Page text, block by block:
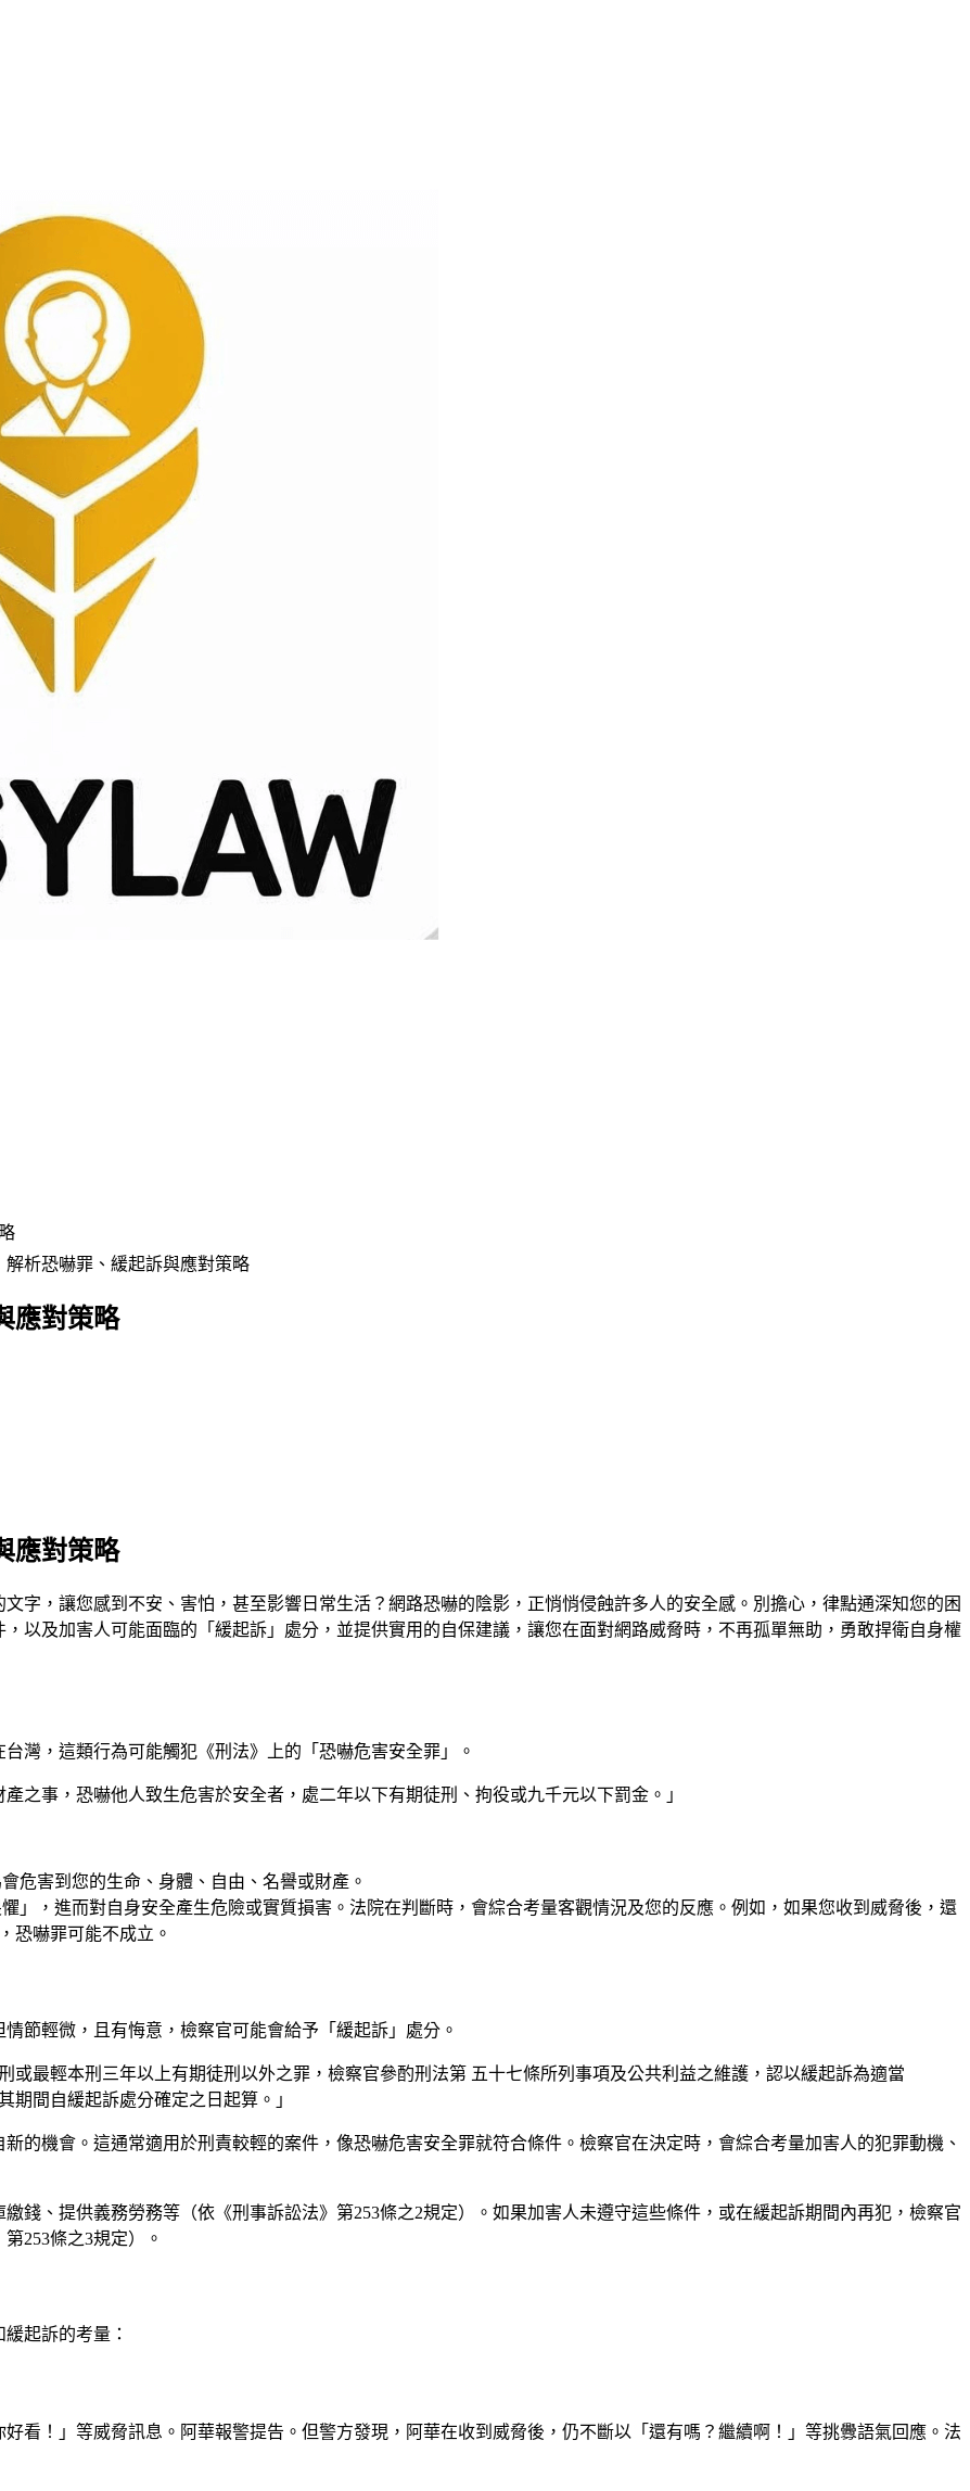
解析恐嚇罪、緩起訴與應對策略
應對策略
應對策略
字，讓您感到不安、害怕，甚至影響日常生活？網路恐嚇的陰影，正悄悄侵蝕許多人的安全感。別擔心，律點通深知您的困
以及加害人可能面臨的「緩起訴」處分，並提供實用的自保建議，讓您在面對網路威脅時，不再孤單無助，勇敢捍衛自身權
灣，這類行為可能觸犯《刑法》上的「恐嚇危害安全罪」。
之事，恐嚇他人致生危害於安全者，處二年以下有期徒刑、拘役或九千元以下罰金。」
危害到您的生命、身體、自由、名譽或財產。
」，進而對自身安全產生危險或實質損害。法院在判斷時，會綜合考量客觀情況及您的反應。例如，如果您收到威脅後，還
恐嚇罪可能不成立。
節輕微，且有悔意，檢察官可能會給予「緩起訴」處分。
或最輕本刑三年以上有期徒刑以外之罪，檢察官參酌刑法第 五十七條所列事項及公共利益之維護，認以緩起訴為適當
期間自緩起訴處分確定之日起算。」
的機會。這通常適用於刑責較輕的案件，像恐嚇危害安全罪就符合條件。檢察官在決定時，會綜合考量加害人的犯罪動機、
錢、提供義務勞務等（依《刑事訴訟法》第253條之2規定）。如果加害人未遵守這些條件，或在緩起訴期間內再犯，檢察官
253條之3規定）。
起訴的考量：
看！」等威脅訊息。阿華報警提告。但警方發現，阿華在收到威脅後，仍不斷以「還有嗎？繼續啊！」等挑釁語氣回應。法